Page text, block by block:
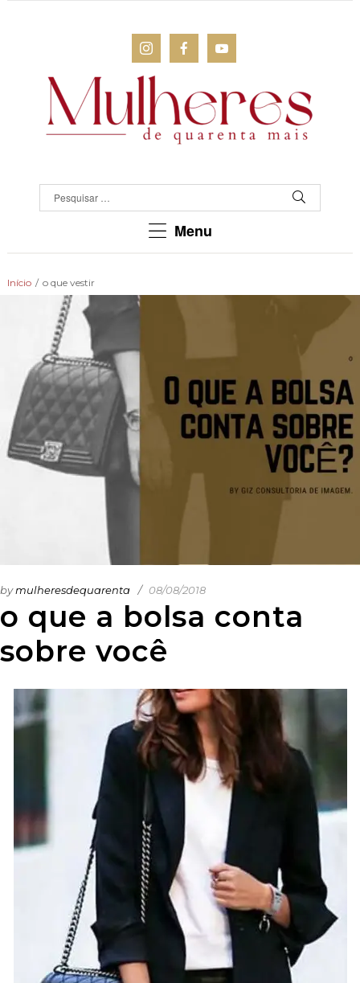
QUARENTA
chegaram
Menu
Início / o que vestir
o que a bolsa conta
sobre você
bymulheresdequarenta 08/08/2018